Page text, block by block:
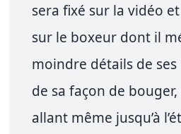
sera fixé sur la vidéo
sur le boxeur dont il
moindre détails de
de sa façon de
allant même jusqu’à